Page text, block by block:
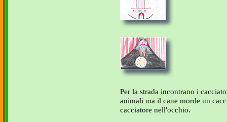
Per la strada incontrano i
animali ma il cane morde un
cacciatore nell'occhio.